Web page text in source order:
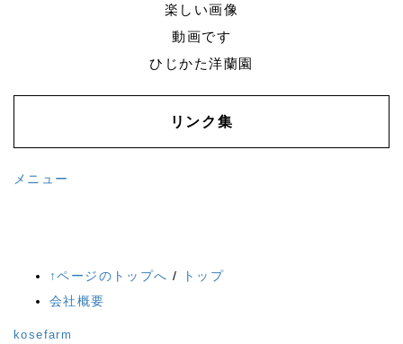
楽しい画像
動画です
ひじかた洋蘭園
リンク集
メニュー
↑ページのトップへ /
トップ
会社概要
kosefarm